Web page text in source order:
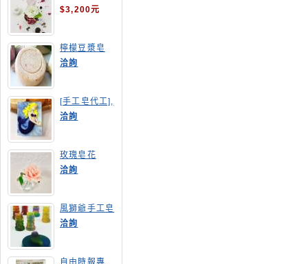
學
$3,200元
檸檬豆漿皂
(溫潤手感皂)
洽詢
[手工皂代工],
美人魚手工皂
洽詢
玫瑰皂花
洽詢
風獅爺手工皂
洽詢
自由時報專